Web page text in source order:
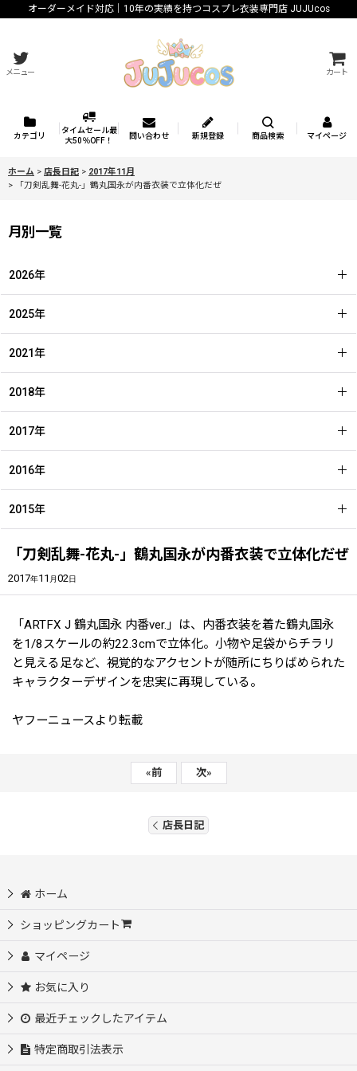
オーダーメイド対応｜10年の実績を持つコスプレ衣装専門店 JUJUcos
メニュー カート
カテゴリ
タイムセール最
大50％OFF！
問い合わせ 新規登録 商品検索 マイページ
ホーム > 店長日記 > 2017年11月
>
「刀剣乱舞-花丸-」鶴丸国永が内番衣装で立体化だぜ
「刀剣乱舞-花丸-」鶴丸国永が内番衣装で立体化だぜ
2017年11 月02日
「ARTFX J 鶴丸国永 内番ver.」は、内番衣装を着た鶴丸国永
を1/8スケールの約22.3cmで立体化。小物や足袋からチラリ
と見える足など、視覚的なアクセントが随所にちりばめられた
キャラクターデザインを忠実に再現している。
ヤフーニュースより転載
«前 次»
店長日記
月別一覧
2026年
2025年
2021年
2018年
2017年
2016年
2015年
ホーム
ショッピングカート
マイページ
お気に入り
最近チェックしたアイテム
特定商取引法表示